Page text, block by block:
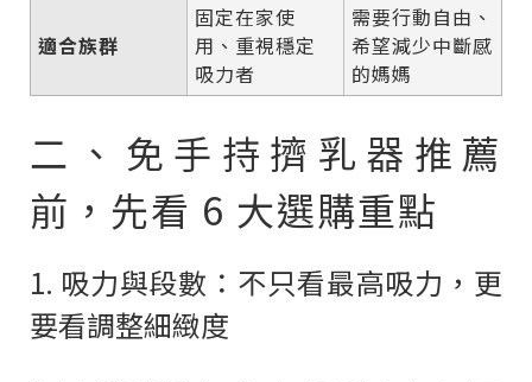
適合族群
固定在家使
用、重視穩定
吸力者
需要行動自由、
希望減少中斷感
的媽媽
二、免手持擠乳器推薦
前，先看 6 大選購重點
1. 吸力與段數：不只看最高吸力，更
要看調整細緻度